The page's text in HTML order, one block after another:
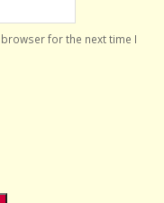
for the next time I